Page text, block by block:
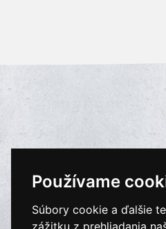
Používame
Súbory cookie a ďalšie
zážitku z prehliadania
Ochrana osobných údajov
Cookies